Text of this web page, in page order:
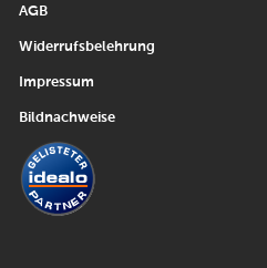
AGB
Widerrufsbelehrung
Impressum
Bildnachweise